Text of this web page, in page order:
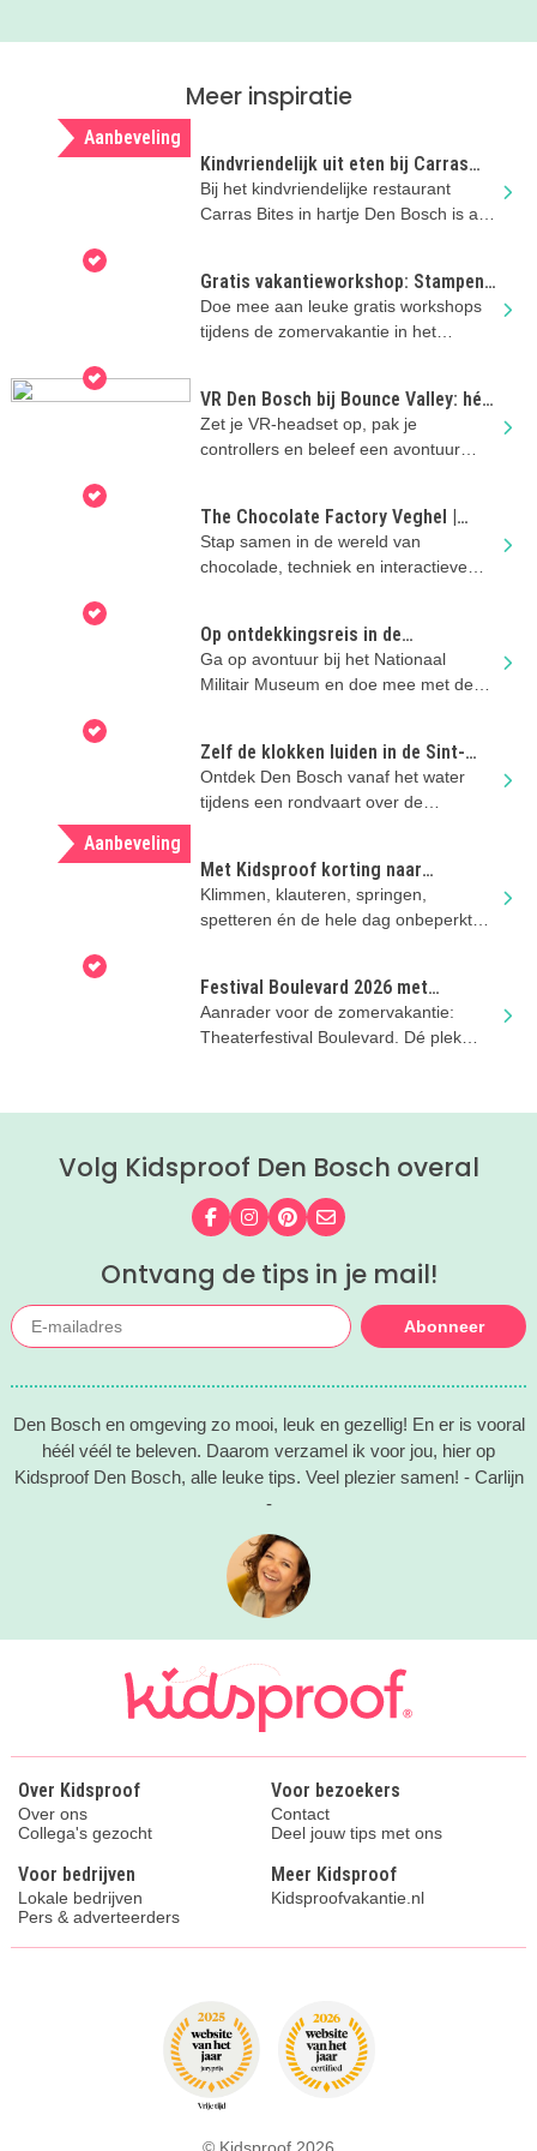
Meer inspiratie
Aanbeveling
Kindvriendelijk uit eten bij Carras
Bites in Den Bosch
Bij het kindvriendelijke restaurant
Carras Bites in hartje Den Bosch is aan
Gratis vakantieworkshop: Stampen,
bouwen, groeien
Doe mee aan leuke gratis workshops
tijdens de zomervakantie in het
VR Den Bosch bij Bounce Valley: hét
zomervakantie-uitje vol avontuur
Zet je VR-headset op, pak je
controllers en beleef een avontuur
The Chocolate Factory Veghel |
Zomervakantie met kinderen
Stap samen in de wereld van
chocolade, techniek en interactieve
Op ontdekkingsreis in de
zomervakantie
Ga op avontuur bij het Nationaal
Militair Museum en doe mee met de
Zelf de klokken luiden in de Sint-
Jan? Dat kan!
Ontdek Den Bosch vanaf het water
tijdens een rondvaart over de
Aanbeveling
Met Kidsproof korting naar
Duinoord in Helvoirt
Klimmen, klauteren, springen,
spetteren én de hele dag onbeperkt
Festival Boulevard 2026 met
kinderen in Den Bosch
Aanrader voor de zomervakantie:
Theaterfestival Boulevard. Dé plek
Volg Kidsproof Den Bosch overal
Volg ons op Facebook
Volg ons op Instagram
Volg ons op Pinterest
Mail ons
Ontvang de tips in je mail!
Abonneer
Den Bosch en omgeving zo mooi, leuk en gezellig! En er is vooral
héél véél te beleven. Daarom verzamel ik voor jou, hier op
Kidsproof Den Bosch, alle leuke tips. Veel plezier samen! - Carlijn
-
Over Kidsproof
Over ons
Collega's gezocht
Voor bezoekers
Contact
Deel jouw tips met ons
Voor bedrijven
Lokale bedrijven
Pers & adverteerders
Meer Kidsproof
Kidsproofvakantie.nl